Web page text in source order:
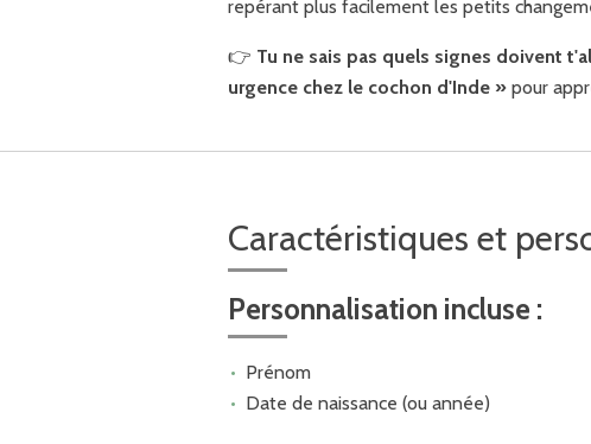
repérant plus facilement les petits
👉 Tu ne sais pas quels signes doivent
urgence chez le cochon d'Inde » pour
Caractéristiques et
Personnalisation incluse :
Prénom
Date de naissance (ou année)